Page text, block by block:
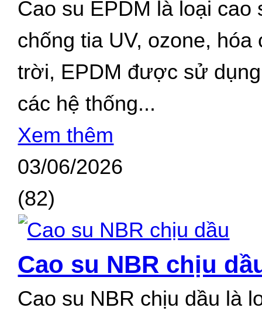
Cao su EPDM là loại
chống tia UV, ozone,
trời, EPDM được sử
các hệ thống...
Xem thêm
03/06/2026
(82)
Cao su NBR chịu
Cao su NBR chịu dầu là